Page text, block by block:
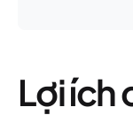
Lợi ích